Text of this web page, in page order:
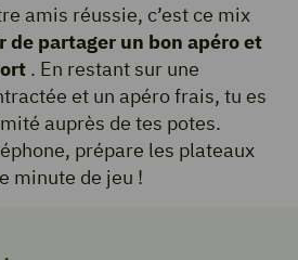
amis réussie, c’est ce mix
de partager un bon apéro et
. En restant sur une
et un apéro frais, tu es
auprès de tes potes.
prépare les plateaux
minute de jeu !